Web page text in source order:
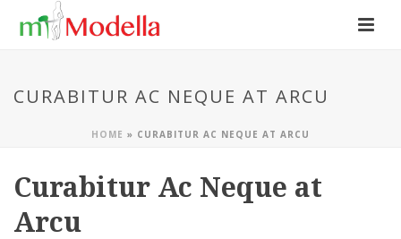
CURABITUR AC NEQUE AT ARCU
HOME » CURABITUR AC NEQUE AT ARCU
Curabitur Ac Neque at
Arcu